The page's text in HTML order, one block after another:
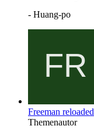
- Huang-po
Freeman reloaded
Themenautor